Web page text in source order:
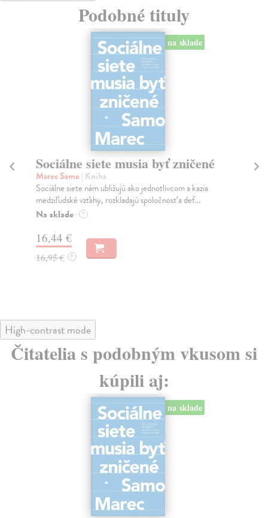
Podobné tituly
na sklade
Sociálne siete musia byť zničené
Marec Samo| Kniha
Sociálne siete nám ubližujú ako jednotlivcom a kazia
medziľudské vzťahy, rozkladajú spoločnosť a def...
Na sklade ?
16,44 €
16,95 € ?
High-contrast mode
Čitatelia s podobným vkusom si
kúpili aj:
na sklade